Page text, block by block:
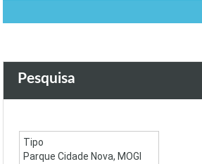
Pesquisa
Tipo
Parque Cidade Nova, MOGI